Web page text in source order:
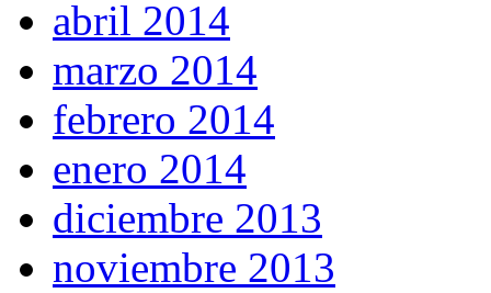
abril 2014
marzo 2014
febrero 2014
enero 2014
diciembre 2013
noviembre 2013